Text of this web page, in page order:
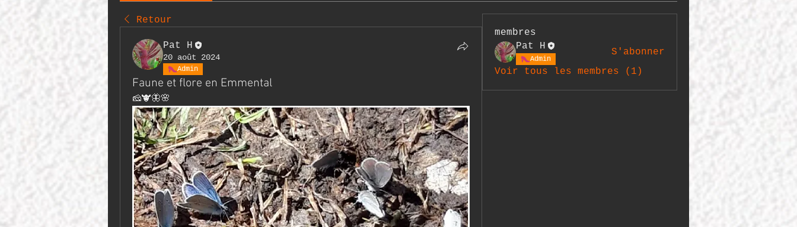
Retour
Pat H
20 août 2024
Admin
Faune et flore en Emmental
🧀🐮🦋🌸
membres
Pat H
Admin
S'abonner
Voir tous les membres (1)